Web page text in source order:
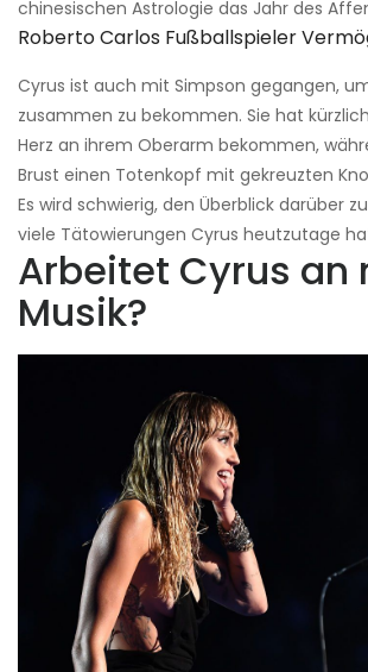
chinesischen Astrologie das Jahr des
Roberto Carlos Fußballspieler
Cyrus ist auch mit Simpson gegangen,
zusammen zu bekommen. Sie hat
Herz an ihrem Oberarm bekommen,
Brust einen Totenkopf mit gekreuzten
Es wird schwierig, den Überblick darüber
viele Tätowierungen Cyrus heutzutage
Arbeitet Cyrus an
Musik?